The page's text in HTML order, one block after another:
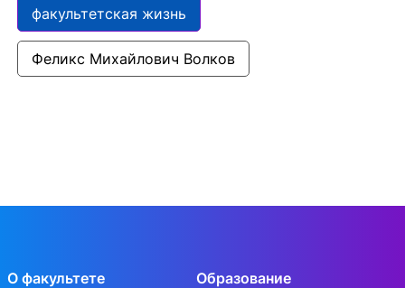
факультетская жизнь
Феликс Михайлович Волков
О факультете Образование